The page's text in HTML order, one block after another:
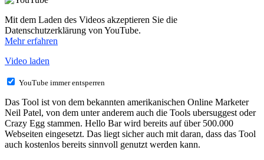
Mit dem Laden des Videos akzeptieren Sie die
Datenschutzerklärung von YouTube.
Mehr erfahren
Video laden
YouTube immer entsperren
Das Tool ist von dem bekannten amerikanischen Online Marketer
Neil Patel, von dem unter anderem auch die Tools ubersuggest oder
Crazy Egg stammen. Hello Bar wird bereits auf über 500.000
Webseiten eingesetzt. Das liegt sicher auch mit daran, dass das Tool
auch kostenlos bereits sinnvoll genutzt werden kann.